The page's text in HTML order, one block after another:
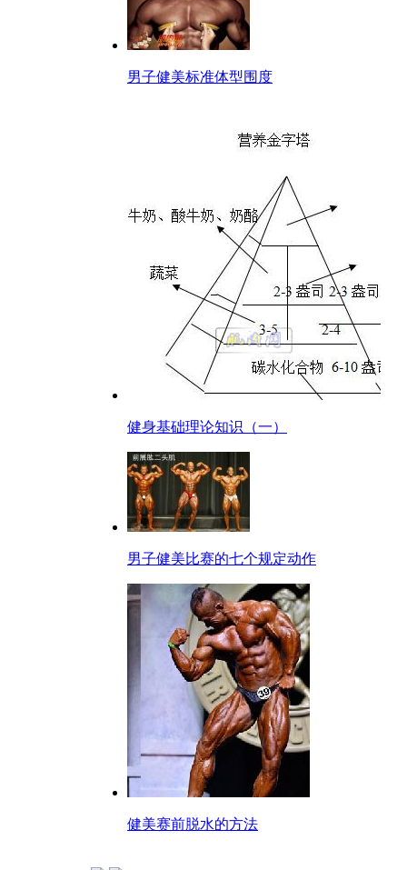
男子健美标准体型围度
健身基础理论知识（一）
男子健美比赛的七个规定动作
健美赛前脱水的方法